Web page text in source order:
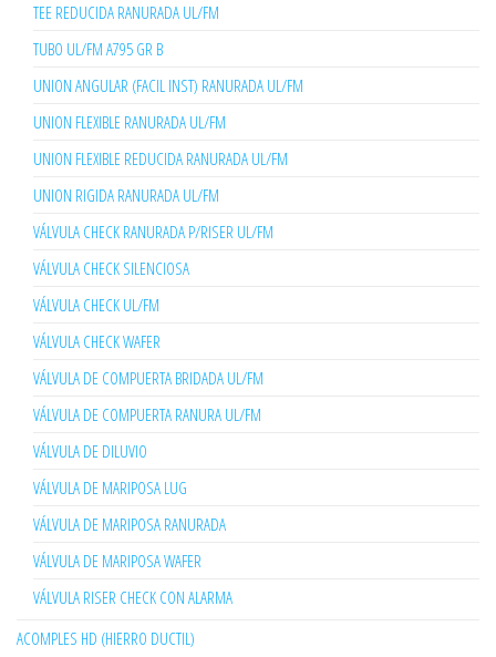
TEE REDUCIDA RANURADA UL/FM
TUBO UL/FM A795 GR B
UNION ANGULAR (FACIL INST) RANURADA UL/FM
UNION FLEXIBLE RANURADA UL/FM
UNION FLEXIBLE REDUCIDA RANURADA UL/FM
UNION RIGIDA RANURADA UL/FM
VÁLVULA CHECK RANURADA P/RISER UL/FM
VÁLVULA CHECK SILENCIOSA
VÁLVULA CHECK UL/FM
VÁLVULA CHECK WAFER
VÁLVULA DE COMPUERTA BRIDADA UL/FM
VÁLVULA DE COMPUERTA RANURA UL/FM
VÁLVULA DE DILUVIO
VÁLVULA DE MARIPOSA LUG
VÁLVULA DE MARIPOSA RANURADA
VÁLVULA DE MARIPOSA WAFER
VÁLVULA RISER CHECK CON ALARMA
ACOMPLES HD (HIERRO DUCTIL)